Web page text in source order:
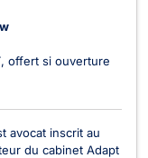
offert si ouverture
avocat inscrit au
du cabinet Adapt